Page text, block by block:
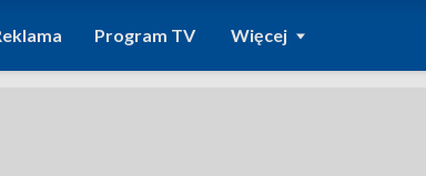
Program TV Więcej